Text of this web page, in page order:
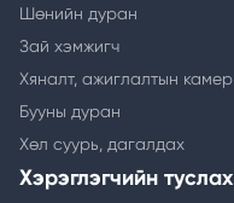
Шөнийн дуран
Зай хэмжигч
Хяналт, ажиглалтын камер
Бууны дуран
Хөл суурь, дагалдах
Хэрэглэгчийн туслах